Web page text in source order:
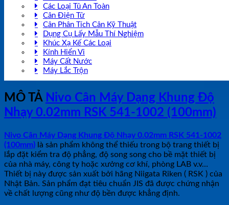
Các Loại Tủ An Toàn
Cân Điện Tử
Cân Phân Tích Cân Kỹ Thuật
Dụng Cụ Lấy Mẫu Thí Nghiệm
Khúc Xạ Kế Các Loại
Kính Hiển Vi
Máy Cất Nước
Máy Lắc Trộn
MÔ TẢ Nivo Cân Máy Dạng Khung Độ
Nhạy 0.02mm RSK 541-1002 (100mm)
Nivo Cân Máy Dạng Khung Độ Nhạy 0.02mm RSK 541-1002
(100mm) là sản phẩm không thể thiếu trong bộ trang thiết bị
lắp đặt kiểm tra độ phẳng, độ song song cho bề mặt thiết bị
của nhà máy, công ty hoặc xưởng cơ khí, phòng LAB v.v…
Thiết bị này được sản xuất bởi hãng Niigata Riken ( RSK ) của
Nhật Bản. Sản phẩm đạt tiêu chuẩn JIS đã được chứng nhận
về chất lượng cũng như độ bền được khẳng định.